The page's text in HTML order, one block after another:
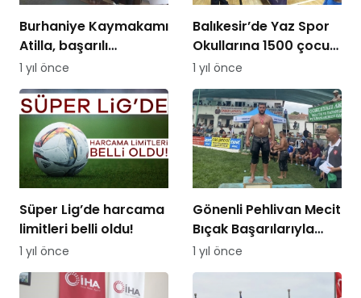
Burhaniye Kaymakamı
Atilla, başarılı
sporcuyu ödüllendirdi
1 yıl önce
Balıkesir’de Yaz Spor
Okullarına 1500 çocuk
katılıyor
1 yıl önce
Süper Lig’de harcama
limitleri belli oldu!
1 yıl önce
Gönenli Pehlivan Mecit
Bıçak Başarılarıyla
Dikkat Çekiyor
1 yıl önce